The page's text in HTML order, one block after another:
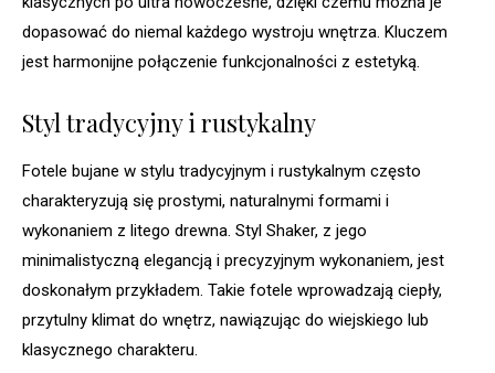
dopasować do niemal każdego wystroju wnętrza. Kluczem
jest harmonijne połączenie funkcjonalności z estetyką.
Styl tradycyjny i rustykalny
Fotele bujane w stylu tradycyjnym i rustykalnym często
charakteryzują się prostymi, naturalnymi formami i
wykonaniem z litego drewna. Styl Shaker, z jego
minimalistyczną elegancją i precyzyjnym wykonaniem, jest
doskonałym przykładem. Takie fotele wprowadzają ciepły,
przytulny klimat do wnętrz, nawiązując do wiejskiego lub
klasycznego charakteru.